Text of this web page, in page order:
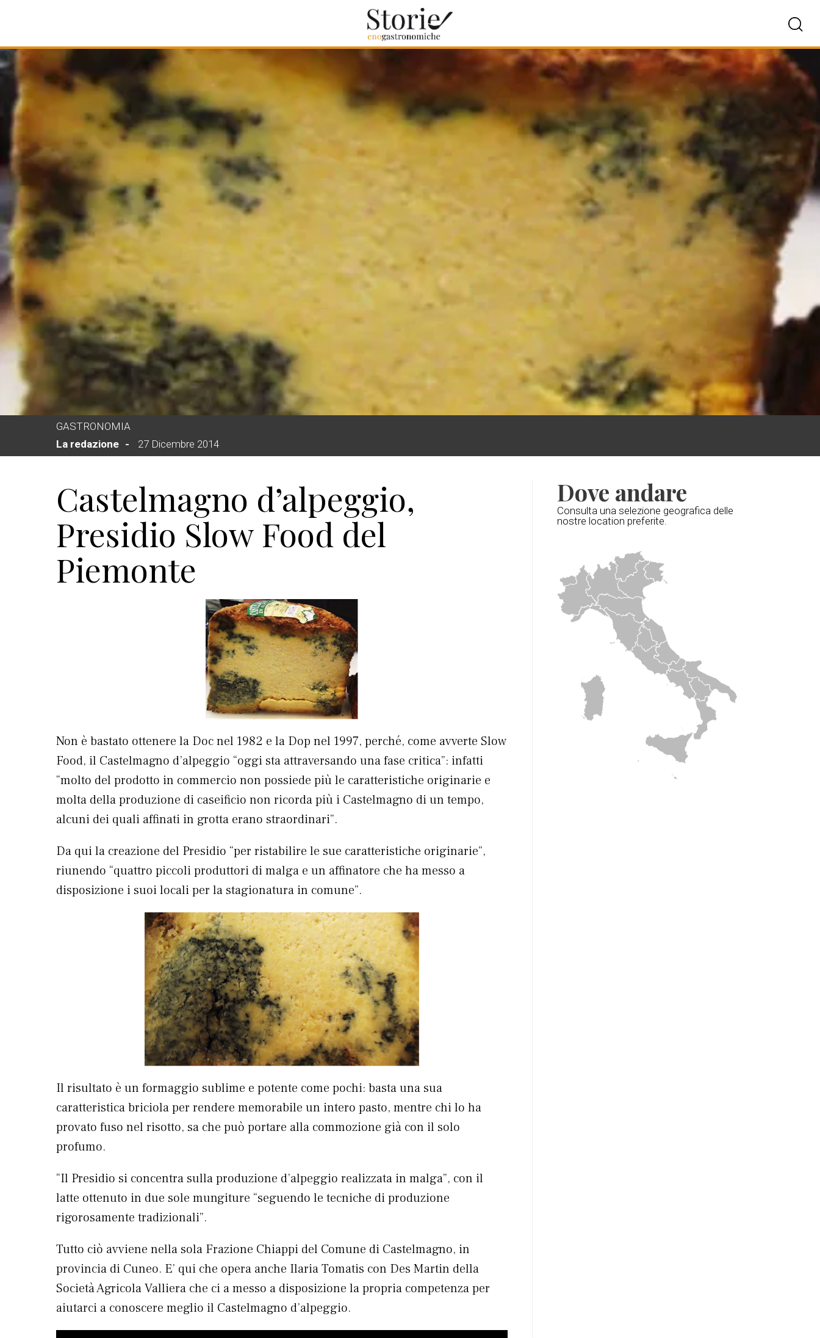
GASTRONOMIA
La redazione
27 Dicembre 2014
Castelmagno d’alpeggio,
Presidio Slow Food del
Piemonte
Non è bastato ottenere la Doc nel 1982 e la Dop nel 1997, perché, come avverte Slow
Food, il Castelmagno d’alpeggio “oggi sta attraversando una fase critica”: infatti
“molto del prodotto in commercio non possiede più le caratteristiche originarie e
molta della produzione di caseificio non ricorda più i Castelmagno di un tempo,
alcuni dei quali affinati in grotta erano straordinari”.
Da qui la creazione del Presidio “per ristabilire le sue caratteristiche originarie”,
riunendo “quattro piccoli produttori di malga e un affinatore che ha messo a
disposizione i suoi locali per la stagionatura in comune”.
Il risultato è un formaggio sublime e potente come pochi: basta una sua
caratteristica briciola per rendere memorabile un intero pasto, mentre chi lo ha
provato fuso nel risotto, sa che può portare alla commozione già con il solo
profumo.
“Il Presidio si concentra sulla produzione d’alpeggio realizzata in malga”, con il
latte ottenuto in due sole mungiture “seguendo le tecniche di produzione
rigorosamente tradizionali”.
Tutto ciò avviene nella sola Frazione Chiappi del Comune di Castelmagno, in
provincia di Cuneo. E’ qui che opera anche Ilaria Tomatis con Des Martin della
Società Agricola Valliera che ci a messo a disposizione la propria competenza per
aiutarci a conoscere meglio il Castelmagno d’alpeggio.
Dove andare
Consulta una selezione geografica delle
nostre location preferite.